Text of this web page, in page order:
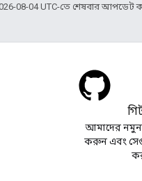
08-04 UTC-তে শেষবার আপডেট
আমাদের
করুন এবং